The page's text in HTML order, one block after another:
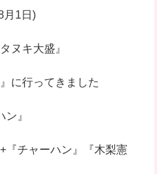
月1日)
ヌキ大盛』
に行ってきました
ン』
『チャーハン』『木梨憲